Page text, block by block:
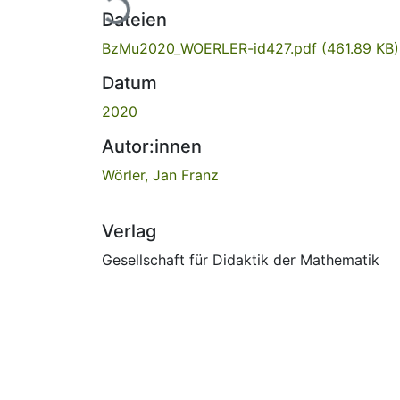
Dateien
BzMu2020_WOERLER-id427.pdf (461.89 KB)
Datum
2020
Autor:innen
Wörler, Jan Franz
Verlag
Gesellschaft für Didaktik der Mathematik